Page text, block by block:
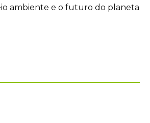
ambiente e o futuro do planeta